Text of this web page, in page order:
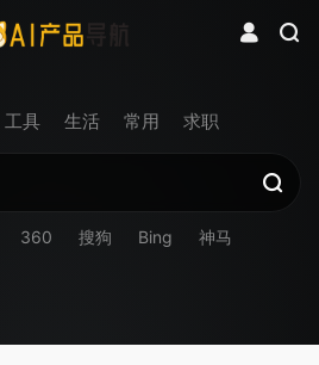
工具 生活 常用 求职
360 搜狗 Bing 神马